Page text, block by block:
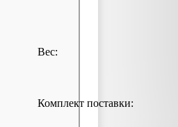
Вес:
Комплект поставки: